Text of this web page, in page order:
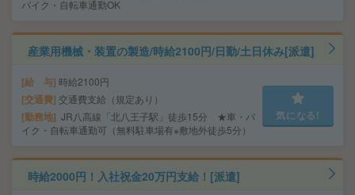
バイク・自転車通勤OK
産業用機械・装置の製造/時給2100円/日勤/土日休み[派遣]
給 与 時給2100円
交通費 交通費支給（規定あり）
勤務地 JR八高線「北八王子駅」徒歩15分 ★車・バ
イク・自転車通勤可（無料駐車場有※敷地外徒歩5分）
気になる!
時給2000円！入社祝金20万円支給！[派遣]